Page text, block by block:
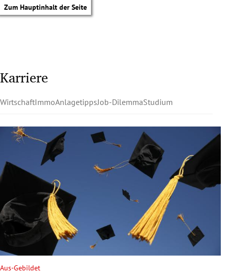
Zum Hauptinhalt der Seite
Untermenü
Untermenü
Untermenü
Karriere
WirtschaftImmoAnlagetippsJob-DilemmaStudium
Aus-Gebildet